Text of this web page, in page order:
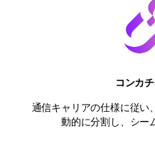
コンカ
通信キャリアの仕様に従い
動的に分割し、シー